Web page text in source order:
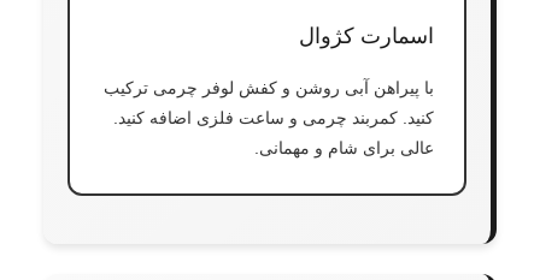
اسمارت کژوال
با پیراهن آبی روشن و کفش لوفر چرمی ترکیب
کنید. کمربند چرمی و ساعت فلزی اضافه کنید.
عالی برای شام و مهمانی.